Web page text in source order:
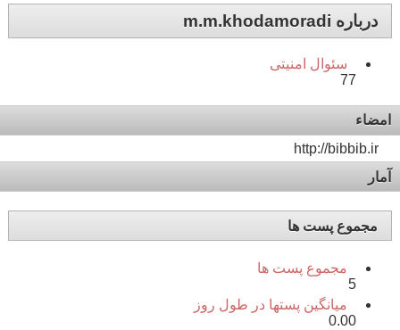
درباره m.m.khodamoradi
سئوال امنیتی
77
امضاء
http://bibbib.ir
آمار
مجموع پست ها
مجموع پست ها
5
میانگین پستها در طول روز
0.00